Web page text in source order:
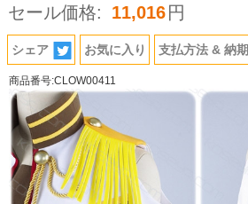
セール価格: 11,016 円
シェア お気に入り 支払方法 & 納期
商品番号:CLOW00411